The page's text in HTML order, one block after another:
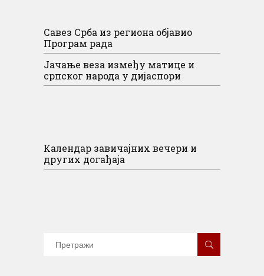
Савез Срба из региона објавио
Програм рада
Јачање веза између матице и
српског народа у дијаспори
Календар завичајних вечери и
других догађаја